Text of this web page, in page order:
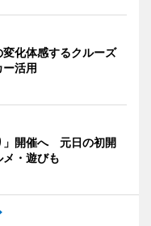
化体感するクルーズ
活用
」開催へ 元日の初開
・遊びも